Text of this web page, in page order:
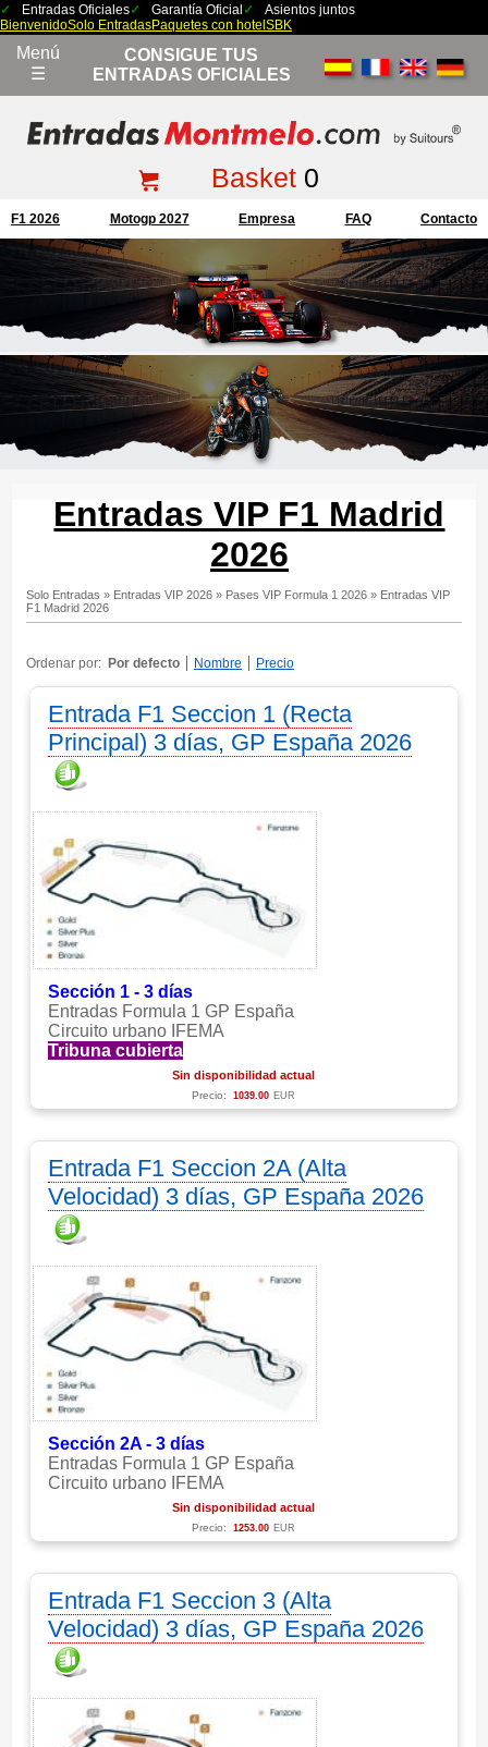
Entradas Oficiales Garantía Oficial
Asientos juntos
BienvenidoSolo EntradasPaquetes con hotel SBK
Menú
☰
CONSIGUE TUS
ENTRADAS OFICIALES
Basket0
F1 2026 Motogp 2027 Empresa FAQ Contacto
Entradas VIP F1 Madrid
2026
Solo Entradas » Entradas VIP 2026» Pases VIP Formula 1 2026» Entradas VIP
F1 Madrid 2026
Ordenar por: Por defecto Nombre Precio
Entrada F1 Seccion 1 (Recta
Principal) 3 días, GP España 2026
Sección 1 - 3 días
Entradas Formula 1 GP España
Circuito urbano IFEMA
Tribuna cubierta
Sin disponibilidad actual
Precio: 1039.00 EUR
Entrada F1 Seccion 2A (Alta
Velocidad) 3 días, GP España 2026
Sección 2A - 3 días
Entradas Formula 1 GP España
Circuito urbano IFEMA
Sin disponibilidad actual
Precio: 1253.00 EUR
Entrada F1 Seccion 3 (Alta
Velocidad) 3 días, GP España 2026